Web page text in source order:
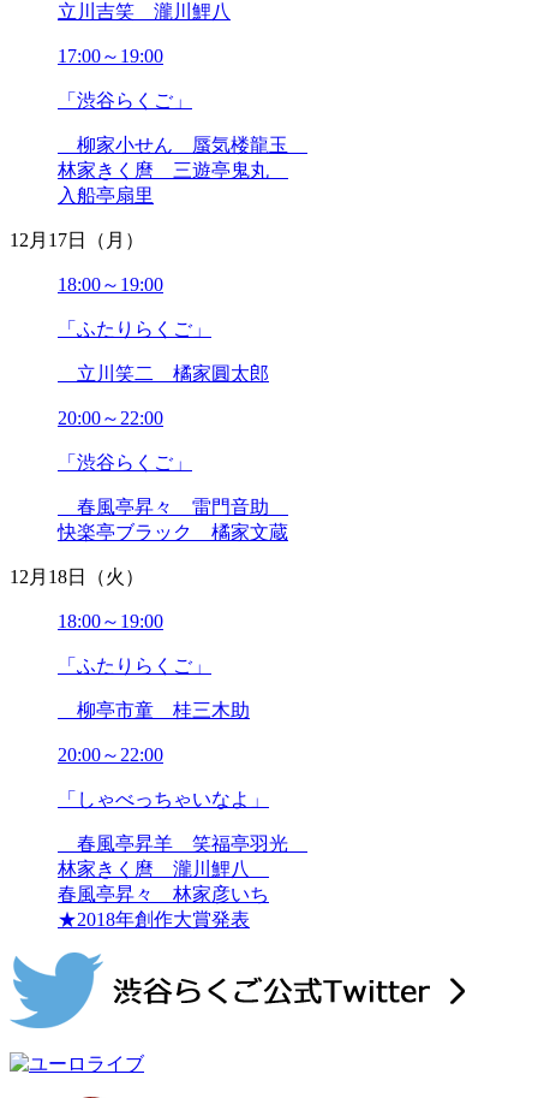
立川吉笑 瀧川鯉八
17:00～19:00
「渋谷らくご」
柳家小せん 蜃気楼龍玉
林家きく麿 三遊亭鬼丸
入船亭扇里
12月17日（月）
18:00～19:00
「ふたりらくご」
立川笑二 橘家圓太郎
20:00～22:00
「渋谷らくご」
春風亭昇々 雷門音助
快楽亭ブラック 橘家文蔵
12月18日（火）
18:00～19:00
「ふたりらくご」
柳亭市童 桂三木助
20:00～22:00
「しゃべっちゃいなよ」
春風亭昇羊 笑福亭羽光
林家きく麿 瀧川鯉八
春風亭昇々 林家彦いち
★2018年創作大賞発表